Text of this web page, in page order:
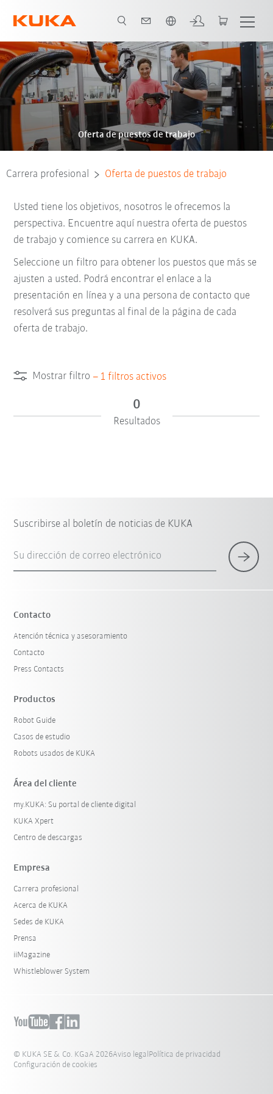
Oferta de puestos de trabajo
Carrera profesional Oferta de puestos de trabajo
Usted tiene los objetivos, nosotros le ofrecemos la
perspectiva. Encuentre aquí nuestra oferta de puestos
de trabajo y comience su carrera en KUKA.
Seleccione un filtro para obtener los puestos que más se
ajusten a usted. Podrá encontrar el enlace a la
presentación en línea y a una persona de contacto que
resolverá sus preguntas al final de la página de cada
oferta de trabajo.
Mostrar filtro – 1 filtros activos
Restablecer filtro
0
Resultados
Suscribirse al boletín de noticias de KUKA
Su dirección de correo electrónico
Contacto
Atención técnica y asesoramiento
Contacto
Press Contacts
Productos
Robot Guide
Casos de estudio
Robots usados de KUKA
Área del cliente
my.KUKA: Su portal de cliente digital
KUKA Xpert
Centro de descargas
Empresa
Carrera profesional
Acerca de KUKA
Sedes de KUKA
Prensa
iiMagazine
Whistleblower System
© KUKA SE & Co. KGaA 2026Aviso legalPolítica de privacidad
Configuración de cookies